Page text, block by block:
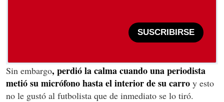
SUSCRIBIRSE
Sin embargo, perdió la calma cuando una periodista
metió su micrófono hasta el interior de su carro y esto
no le gustó al futbolista que de inmediato se lo tiró.